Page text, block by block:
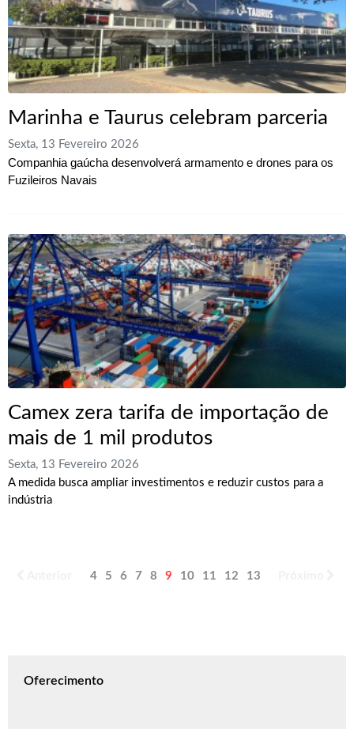
Marinha e Taurus celebram parceria
Sexta, 13 Fevereiro 2026
Companhia gaúcha desenvolverá armamento e drones para os
Fuzileiros Navais
Camex zera tarifa de importação de
mais de 1 mil produtos
Sexta, 13 Fevereiro 2026
A medida busca ampliar investimentos e reduzir custos para a
indústria
4 5 6 7 8 9 10 11 12 13
Oferecimento